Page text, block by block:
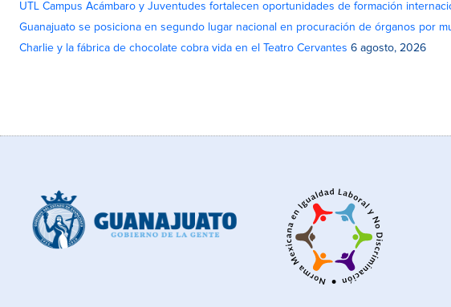
UTL Campus Acámbaro y Juventudes fortalecen oportunidades de formación
Guanajuato se posiciona en segundo lugar nacional en procuración de órganos por
Charlie y la fábrica de chocolate cobra vida en el Teatro Cervantes 6 agosto, 2026